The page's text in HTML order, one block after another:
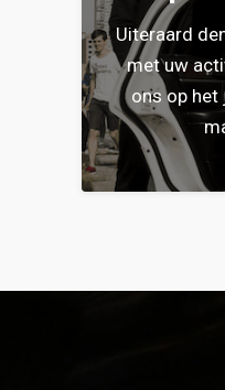
Uiteraard
met uw
ons op